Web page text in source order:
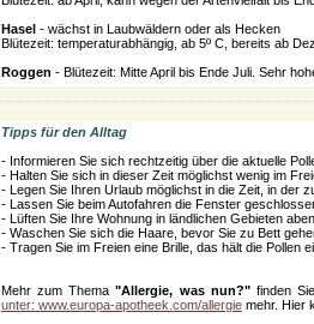
Hasel - wächst in Laubwäldern oder als Hecken
Blütezeit: temperaturabhängig, ab 5º C, bereits ab
Roggen - Blütezeit: Mitte April bis Ende Juli. Sehr
Tipps für den Alltag
- Informieren Sie sich rechtzeitig über die aktuelle
- Halten Sie sich in dieser Zeit möglichst wenig im
- Legen Sie Ihren Urlaub möglichst in die Zeit, in der
- Lassen Sie beim Autofahren die Fenster
- Lüften Sie Ihre Wohnung in ländlichen Gebieten
- Waschen Sie sich die Haare, bevor Sie zu Bett
- Tragen Sie im Freien eine Brille, das hält die Pollen
Mehr zum Thema"Allergie, was nun?"finden
unter: www.europa-apotheek.com/allergie mehr. Hier